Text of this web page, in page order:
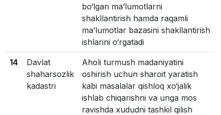
bo‘lgan ma’lumotlarni
shakllantirish hamda raqamli
ma’lumotlar bazasini shakllantirish
ishlarini o‘rgatadi
14
Davlat
shaharsozlik
kadastri
Aholi turmush madaniyatini
oshirish uchun sharoit yaratish
kabi masalalar qishloq xo‘jalik
ishlab chiqarishni va unga mos
ravishda xududni tashkil qilish